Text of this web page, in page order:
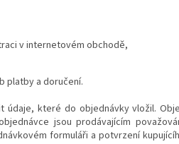
v internetovém obchodě,
platby a doručení.
údaje, které do objednávky vložil.
jsou prodávajícím
formuláři a potvrzení